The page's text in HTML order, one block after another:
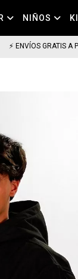
NIÑOS
⚡ COMPRA HOY